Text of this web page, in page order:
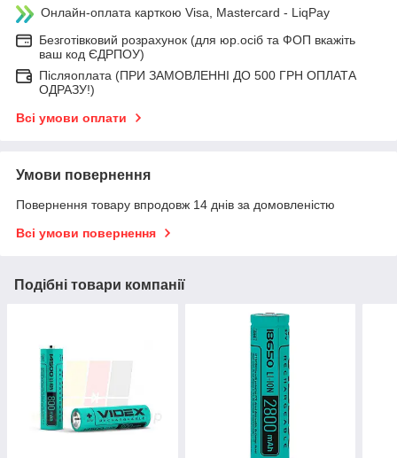
Онлайн-оплата карткою Visa, Mastercard - LiqPay
Безготівковий розрахунок (для юр.осіб та ФОП вкажіть
ваш код ЄДРПОУ)
Післяоплата (ПРИ ЗАМОВЛЕННІ ДО 500 ГРН ОПЛАТА
ОДРАЗУ!)
Всі умови оплати
Умови повернення
Повернення товару впродовж 14 днів за домовленістю
Всі умови повернення
Подібні товари компанії